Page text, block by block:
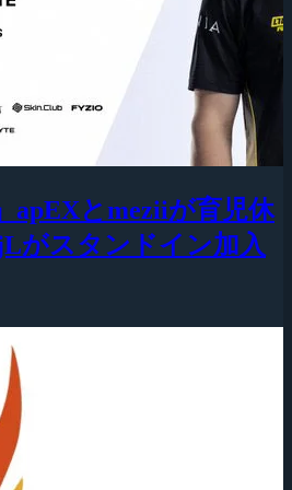
apEXとmeziiが育児休
がスタンドイン加入